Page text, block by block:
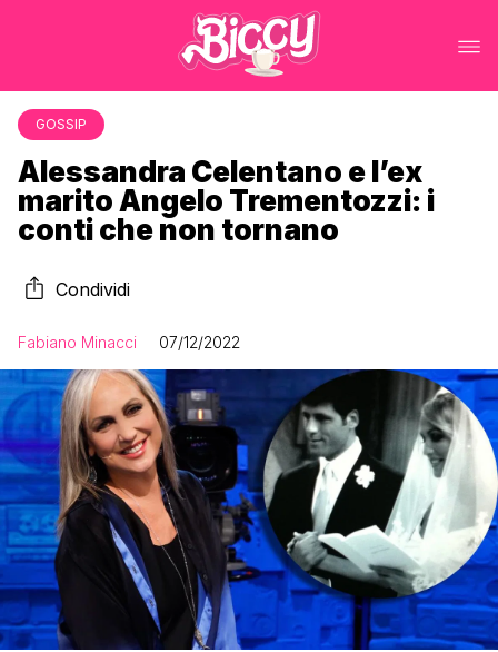
GOSSIP
Alessandra Celentano e l’ex
marito Angelo Trementozzi: i
conti che non tornano
Condividi
Fabiano Minacci 07/12/2022